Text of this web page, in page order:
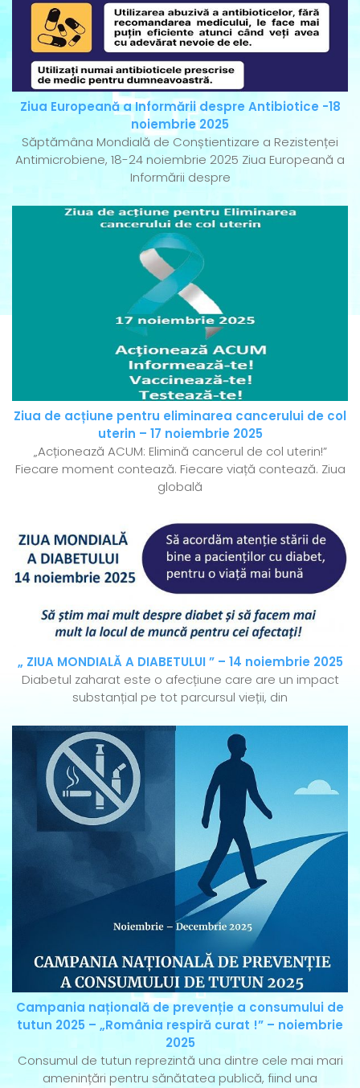
Ziua Europeană a Informării despre Antibiotice -18
noiembrie 2025
Săptămâna Mondială de Conștientizare a Rezistenței
Antimicrobiene, 18-24 noiembrie 2025 Ziua Europeană a
Informării despre
Ziua de acțiune pentru eliminarea cancerului de col
uterin – 17 noiembrie 2025
„Acționează ACUM: Elimină cancerul de col uterin!”
Fiecare moment contează. Fiecare viață contează. Ziua
globală
„ ZIUA MONDIALĂ A DIABETULUI ” – 14 noiembrie 2025
Diabetul zaharat este o afecțiune care are un impact
substanțial pe tot parcursul vieții, din
Campania națională de prevenție a consumului de
tutun 2025 – „România respiră curat !” – noiembrie
2025
Consumul de tutun reprezintă una dintre cele mai mari
amenințări pentru sănătatea publică, fiind una